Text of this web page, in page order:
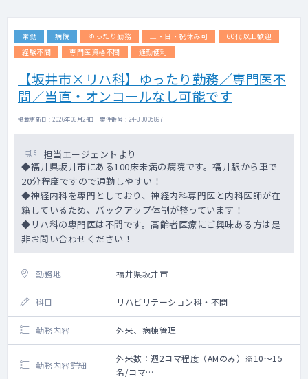
常勤 病院 ゆったり勤務 土・日・祝休み可
60代以上歓迎
経験不問
専門医資格不問 通勤便利
【坂井市×リハ科】ゆったり勤務／専門医不
問／当直・オンコールなし可能です
掲載更新日 : 2026年06月24日 案件番号 : 24-JJ005897
担当エージェントより
◆福井県坂井市にある100床未満の病院です。福井駅から車で
20分程度ですので通勤しやすい！
◆神経内科を専門としており、神経内科専門医と内科医師が在
籍しているため、バックアップ体制が整っています！
◆リハ科の専門医は不問です。高齢者医療にご興味ある方は是
非お問い合わせください！
勤務地 福井県坂井市
科目 リハビリテーション科・不問
勤務内容 外来、病棟管理
勤務内容詳細
外来数：週2コマ程度（AMのみ）※10～15
名/コマ